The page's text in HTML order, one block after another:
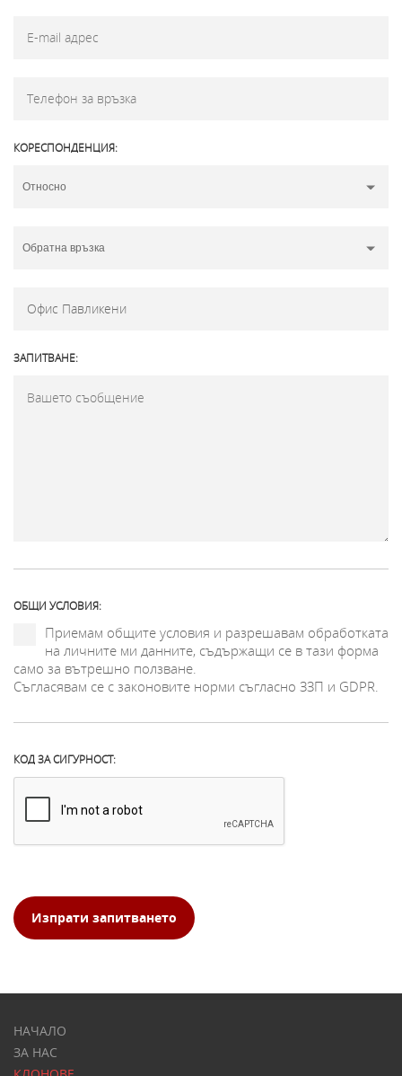
КОРЕСПОНДЕНЦИЯ:
ЗАПИТВАНЕ:
ОБЩИ УСЛОВИЯ:
Приемам общите условия и разрешавам обработката
на личните ми данните, съдържащи се в тази форма
само за вътрешно ползване.
Съгласявам се с законовите норми съгласно ЗЗП и GDPR.
КОД ЗА СИГУРНОСТ:
Изпрати запитването
НАЧАЛО
ЗА НАС